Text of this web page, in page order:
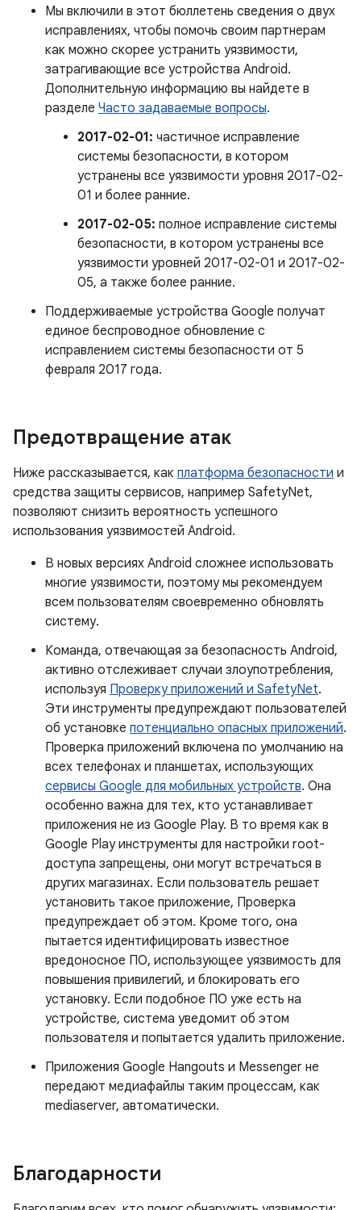
Мы включили в этот бюллетень сведения о двух
исправлениях, чтобы помочь своим партнерам
как можно скорее устранить уязвимости,
затрагивающие все устройства Android.
Дополнительную информацию вы найдете в
разделе Часто задаваемые вопросы.
2017-02-01: частичное исправление
системы безопасности, в котором
устранены все уязвимости уровня 2017-02-
01 и более ранние.
2017-02-05: полное исправление системы
безопасности, в котором устранены все
уязвимости уровней 2017-02-01 и 2017-02-
05, а также более ранние.
Поддерживаемые устройства Google получат
единое беспроводное обновление с
исправлением системы безопасности от 5
февраля 2017 года.
Предотвращение атак
Ниже рассказывается, как платформа безопасности и
средства защиты сервисов, например SafetyNet,
позволяют снизить вероятность успешного
использования уязвимостей Android.
В новых версиях Android сложнее использовать
многие уязвимости, поэтому мы рекомендуем
всем пользователям своевременно обновлять
систему.
Команда, отвечающая за безопасность Android,
активно отслеживает случаи злоупотребления,
используя Проверку приложений и SafetyNet.
Эти инструменты предупреждают пользователей
об установке потенциально опасных приложений.
Проверка приложений включена по умолчанию на
всех телефонах и планшетах, использующих
сервисы Google для мобильных устройств. Она
особенно важна для тех, кто устанавливает
приложения не из Google Play. В то время как в
Google Play инструменты для настройки root-
доступа запрещены, они могут встречаться в
других магазинах. Если пользователь решает
установить такое приложение, Проверка
предупреждает об этом. Кроме того, она
пытается идентифицировать известное
вредоносное ПО, использующее уязвимость для
повышения привилегий, и блокировать его
установку. Если подобное ПО уже есть на
устройстве, система уведомит об этом
пользователя и попытается удалить приложение.
Приложения Google Hangouts и Messenger не
передают медиафайлы таким процессам, как
mediaserver, автоматически.
Благодарности